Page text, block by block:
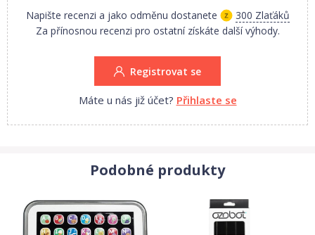
Napište recenzi a jako odměnu dostanete
300 Zlaťáků
Za přínosnou recenzi pro ostatní získáte další výhody.
Registrovat se
Máte u nás již účet? Přihlaste se
Podobné produkty